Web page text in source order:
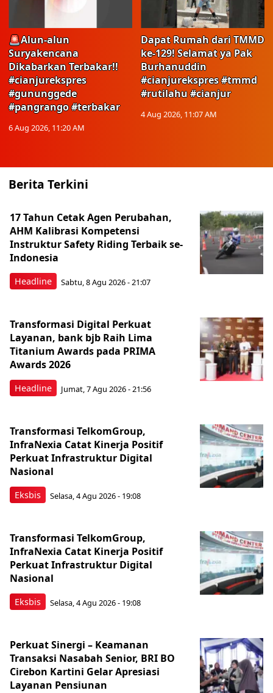
🚨Alun-alun
Suryakencana
Dikabarkan Terbakar!!
#cianjurekspres
#gununggede
#pangrango #terbakar
6 Aug 2026, 11:20 AM
Dapat Rumah dari TMMD
ke-129! Selamat ya Pak
Burhanuddin
#cianjurekspres #tmmd
#rutilahu #cianjur
4 Aug 2026, 11:07 AM
Berita Terkini
Headline
17 Tahun Cetak Agen Perubahan,
AHM Kalibrasi Kompetensi
Instruktur Safety Riding Terbaik se-
Indonesia
Sabtu, 8 Agu 2026 - 21:07
Headline
Transformasi Digital Perkuat
Layanan, bank bjb Raih Lima
Titanium Awards pada PRIMA
Awards 2026
Jumat, 7 Agu 2026 - 21:56
Eksbis
Transformasi TelkomGroup,
InfraNexia Catat Kinerja Positif
Perkuat Infrastruktur Digital
Nasional
Selasa, 4 Agu 2026 - 19:08
Eksbis
Transformasi TelkomGroup,
InfraNexia Catat Kinerja Positif
Perkuat Infrastruktur Digital
Nasional
Selasa, 4 Agu 2026 - 19:08
Perkuat Sinergi – Keamanan
Transaksi Nasabah Senior, BRI BO
Cirebon Kartini Gelar Apresiasi
Layanan Pensiunan